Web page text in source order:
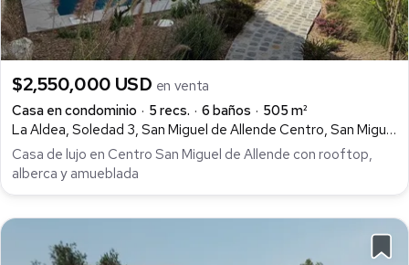
$2,550,000 USD en venta
Casa en condominio
5 recs. 6 baños
505 m²
La Aldea, Soledad 3, San Miguel de Allende Centro, San Miguel de Allende
Casa de lujo en Centro San Miguel de Allende con rooftop,
alberca y amueblada